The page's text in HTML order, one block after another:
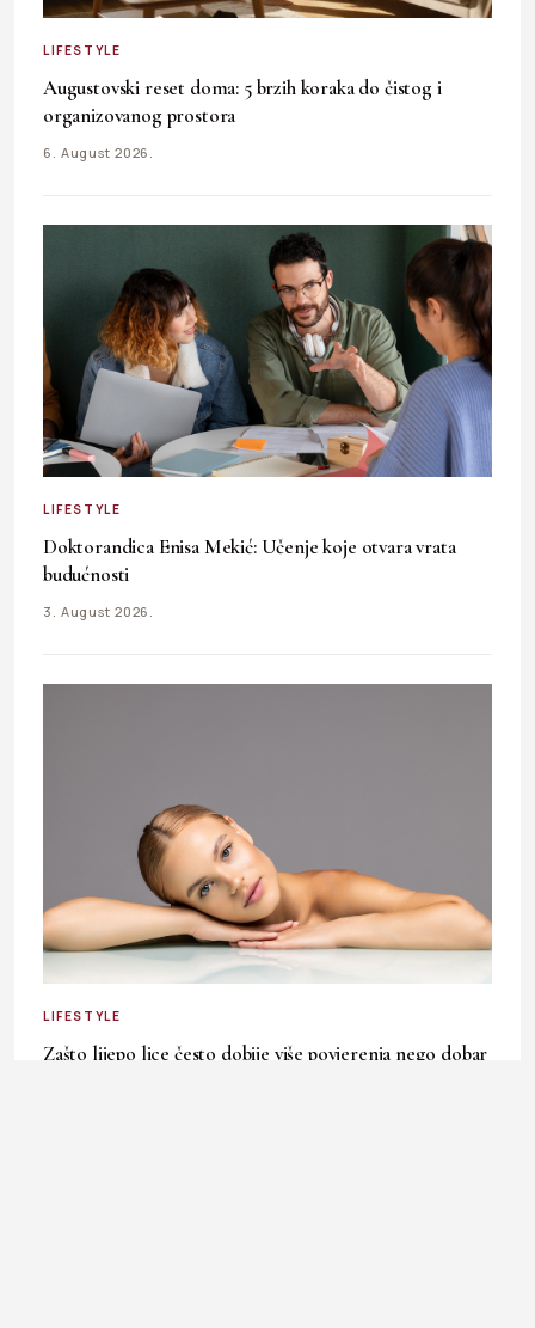
LIFESTYLE
Augustovski reset doma: 5 brzih koraka do čistog i
organizovanog prostora
6. August 2026.
LIFESTYLE
Doktorandica Enisa Mekić: Učenje koje otvara vrata
budućnosti
3. August 2026.
LIFESTYLE
Zašto lijepo lice često dobije više povjerenja nego dobar